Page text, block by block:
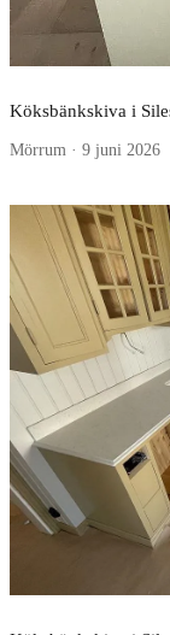
Köksbänkskiva i
Mörrum · 9 juni 2026